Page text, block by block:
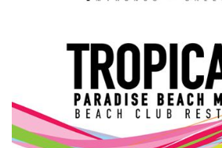
Cost Of Living Crisis
Opinion + Analysis
L’Art des Sens